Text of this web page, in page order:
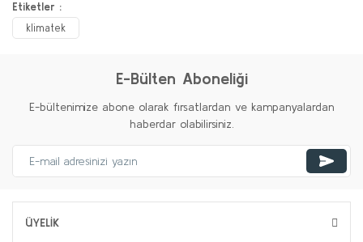
Etiketler :
klimatek
E-Bülten Aboneliği
E-bültenimize abone olarak fırsatlardan ve kampanyalardan
haberdar olabilirsiniz.
ÜYELİK